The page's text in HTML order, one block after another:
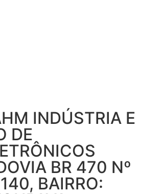
INDÚSTRIA E
DE
BR 470 Nº
BAIRRO: